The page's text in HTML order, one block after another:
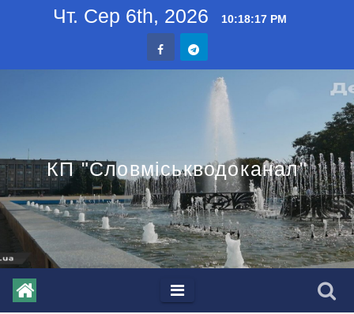
Чт. Сер 6th, 2026 10:18:18 PM
КП "Словміськводоканал"